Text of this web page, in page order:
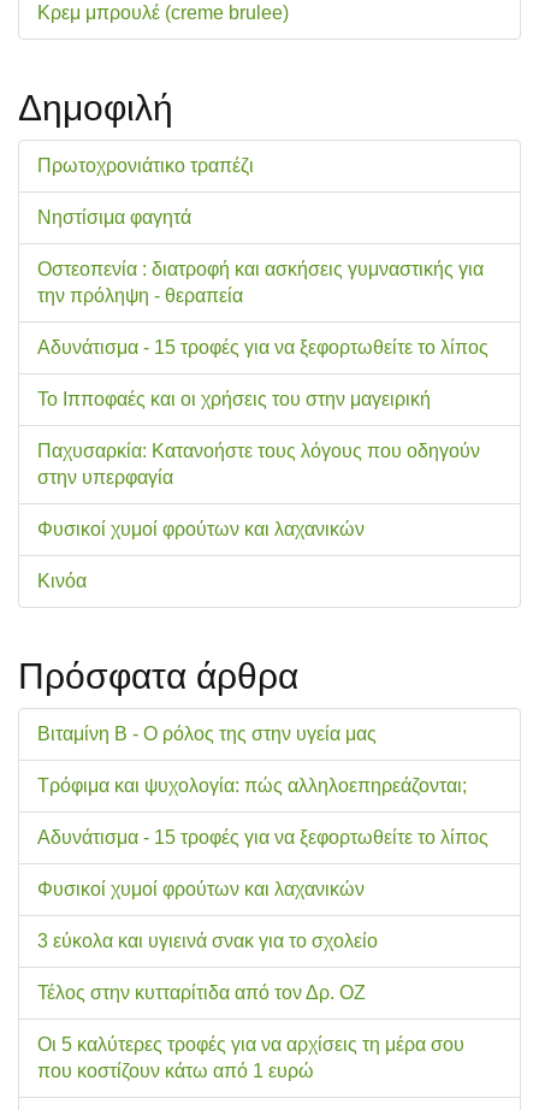
Κρεμ μπρουλέ (creme brulee)
Δημοφιλή
Πρωτοχρονιάτικο τραπέζι
Νηστίσιμα φαγητά
Οστεοπενία : διατροφή και ασκήσεις γυμναστικής για
την πρόληψη - θεραπεία
Αδυνάτισμα - 15 τροφές για να ξεφορτωθείτε το λίπος
Το Ιπποφαές και οι χρήσεις του στην μαγειρική
Παχυσαρκία: Κατανοήστε τους λόγους που οδηγούν
στην υπερφαγία
Φυσικοί χυμοί φρούτων και λαχανικών
Κινόα
Πρόσφατα άρθρα
Βιταμίνη Β - Ο ρόλος της στην υγεία μας
Τρόφιμα και ψυχολογία: πώς αλληλοεπηρεάζονται;
Αδυνάτισμα - 15 τροφές για να ξεφορτωθείτε το λίπος
Φυσικοί χυμοί φρούτων και λαχανικών
3 εύκολα και υγιεινά σνακ για το σχολείo
Τέλος στην κυτταρίτιδα από τον Δρ. ΟΖ
Οι 5 καλύτερες τροφές για να αρχίσεις τη μέρα σου
που κοστίζουν κάτω από 1 ευρώ